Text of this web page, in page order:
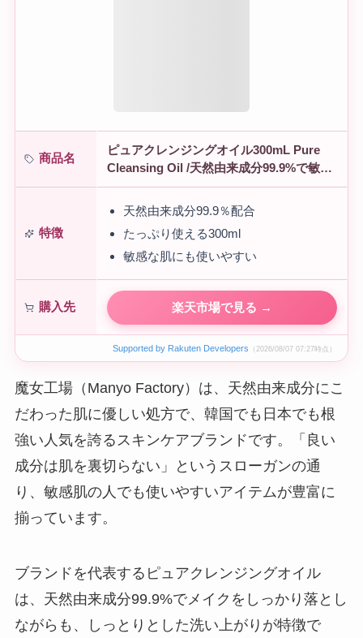
商品名
ピュアクレンジングオイル300mL Pure
Cleansing Oil /天然由来成分99.9%で敏感
肌も安心 /韓国コスメ/スキンケア/クレン
ジング/洗顔料…
特徴
天然由来成分99.9％配合
たっぷり使える300ml
敏感な肌にも使いやすい
購入先 楽天市場で見る →
Supported by Rakuten Developers （2026/08/07 07:27時点）
魔女工場（Manyo Factory）は、天然由来成分にこ
だわった肌に優しい処方で、韓国でも日本でも根
強い人気を誇るスキンケアブランドです。「良い
成分は肌を裏切らない」というスローガンの通
り、敏感肌の人でも使いやすいアイテムが豊富に
揃っています。
ブランドを代表するピュアクレンジングオイル
は、天然由来成分99.9%でメイクをしっかり落とし
ながらも、しっとりとした洗い上がりが特徴で